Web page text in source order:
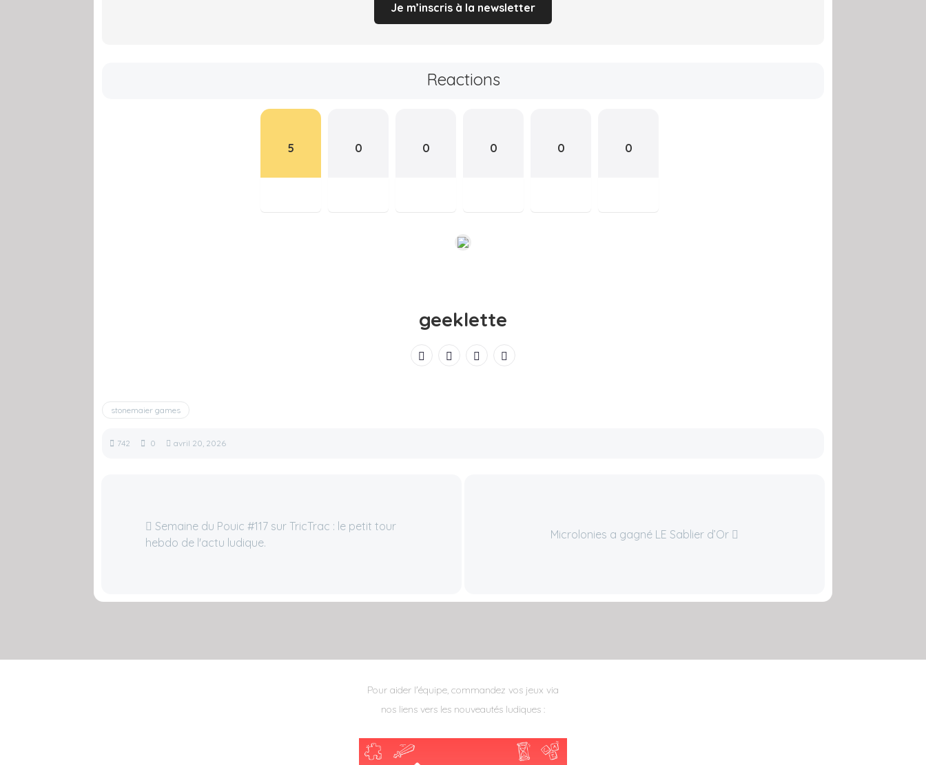
Je m’inscris à la newsletter
Reactions
5 0 0 0 0 0
geeklette
stonemaier games
742 0 avril 20, 2026
Semaine du Pouic #117 sur TricTrac : le petit tour
hebdo de l'actu ludique.
Microlonies a gagné LE Sablier d’Or
Pour aider l'équipe, commandez vos jeux via
nos liens vers les nouveautés ludiques :